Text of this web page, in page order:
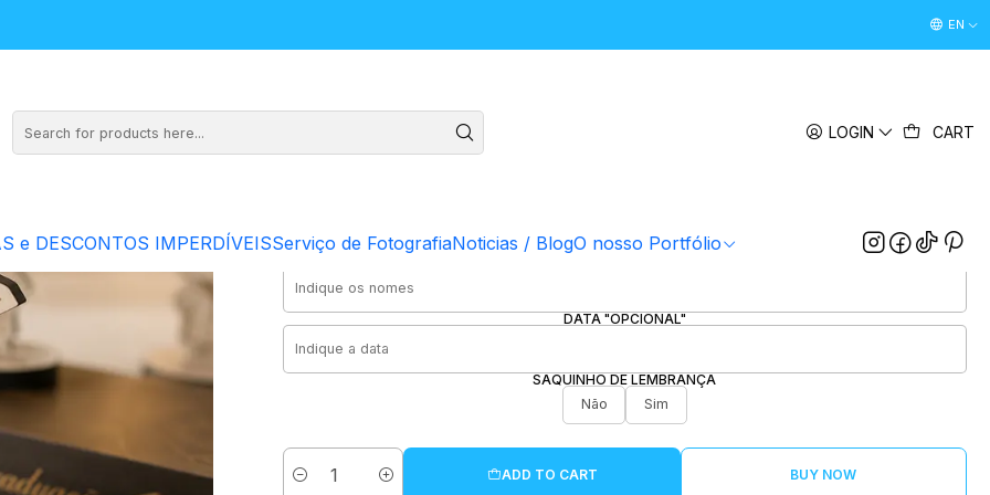
LOGIN CART
e DESCONTOS IMPERDÍVEISServiço de FotografiaNoticias / BlogO nosso Portfólio
Desconto Boas Vindas 5% " boasvindas26 " (PrimeiraEN
DATA "OPCIONAL"
SAQUINHO DE LEMBRANÇA
Não
Sim
Quantity
ADD TO CART BUY NOW